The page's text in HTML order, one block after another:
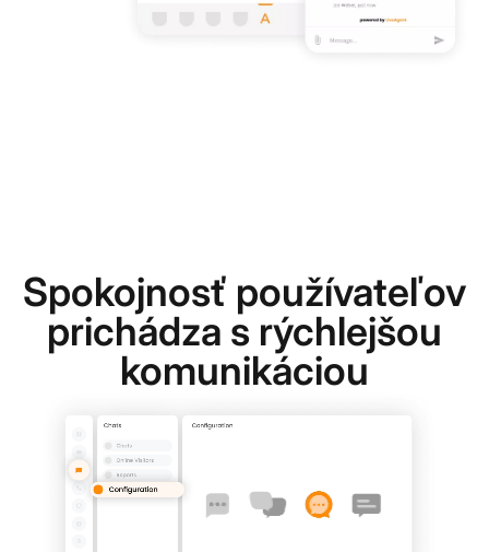
Spokojnosť používateľov
prichádza s rýchlejšou
komunikáciou